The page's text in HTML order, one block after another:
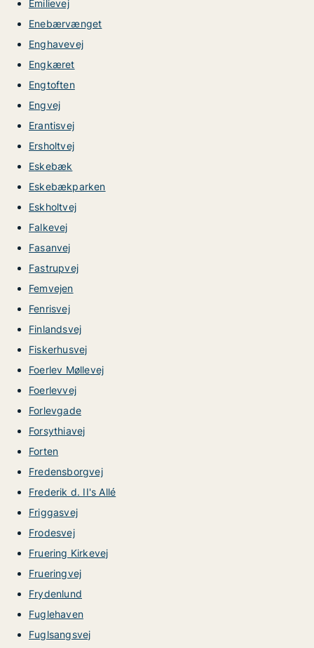
Emilievej
Enebærvænget
Enghavevej
Engkæret
Engtoften
Engvej
Erantisvej
Ersholtvej
Eskebæk
Eskebækparken
Eskholtvej
Falkevej
Fasanvej
Fastrupvej
Femvejen
Fenrisvej
Finlandsvej
Fiskerhusvej
Foerlev Møllevej
Foerlevvej
Forlevgade
Forsythiavej
Forten
Fredensborgvej
Frederik d. II's Allé
Friggasvej
Frodesvej
Fruering Kirkevej
Frueringvej
Frydenlund
Fuglehaven
Fuglsangsvej